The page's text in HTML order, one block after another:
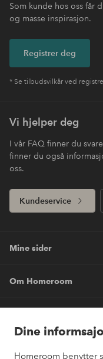
Dine
Homeroom benytter
Som kunde hos oss får
og masse inspirasjon.
Registrer deg
* Se tilbudsvilkår ved
Vi hjelper deg
I vår FAQ finner du
finner du også
oss.
Kundeservice
Mine sider
Om Homeroom